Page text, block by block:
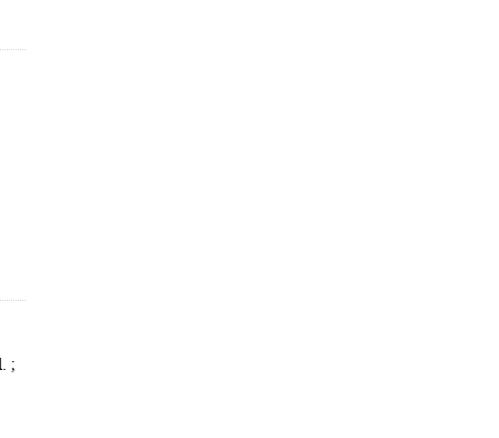
;